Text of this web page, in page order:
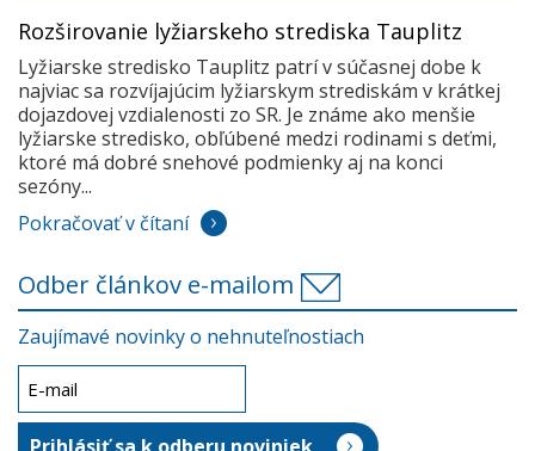
Rozširovanie lyžiarskeho strediska Tauplitz
Lyžiarske stredisko Tauplitz patrí v súčasnej dobe k
najviac sa rozvíjajúcim lyžiarskym strediskám v krátkej
dojazdovej vzdialenosti zo SR. Je známe ako menšie
lyžiarske stredisko, obľúbené medzi rodinami s deťmi,
ktoré má dobré snehové podmienky aj na konci
sezóny...
Pokračovať v čítaní
Odber článkov e-mailom
Zaujímavé novinky o nehnuteľnostiach